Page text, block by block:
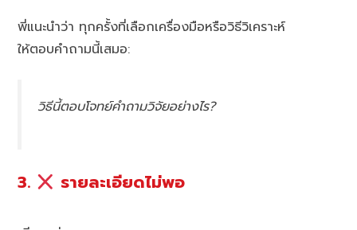
พี่แนะนำว่า ทุกครั้งที่เลือกเครื่องมือหรือวิธีวิเคราะห์
ให้ตอบคำถามนี้เสมอ:
วิธีนี้ตอบโจทย์คำถามวิจัยอย่างไร?
3. รายละเอียดไม่พอ